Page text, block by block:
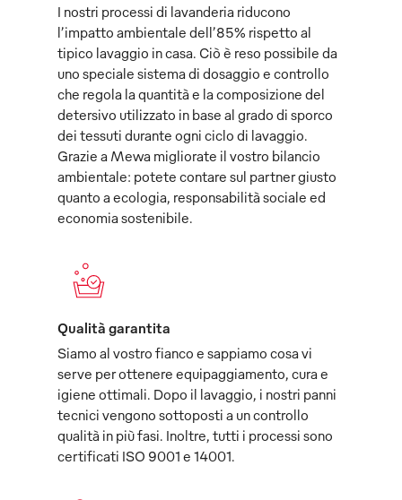
I nostri processi di lavanderia riducono
l’impatto ambientale dell’85% rispetto al
tipico lavaggio in casa. Ciò è reso possibile da
uno speciale sistema di dosaggio e controllo
che regola la quantità e la composizione del
detersivo utilizzato in base al grado di sporco
dei tessuti durante ogni ciclo di lavaggio.
Grazie a Mewa migliorate il vostro bilancio
ambientale: potete contare sul partner giusto
quanto a ecologia, responsabilità sociale ed
economia sostenibile.
Qualità garantita
Siamo al vostro fianco e sappiamo cosa vi
serve per ottenere equipaggiamento, cura e
igiene ottimali. Dopo il lavaggio, i nostri panni
tecnici vengono sottoposti a un controllo
qualità in più fasi. Inoltre, tutti i processi sono
certificati ISO 9001 e 14001.